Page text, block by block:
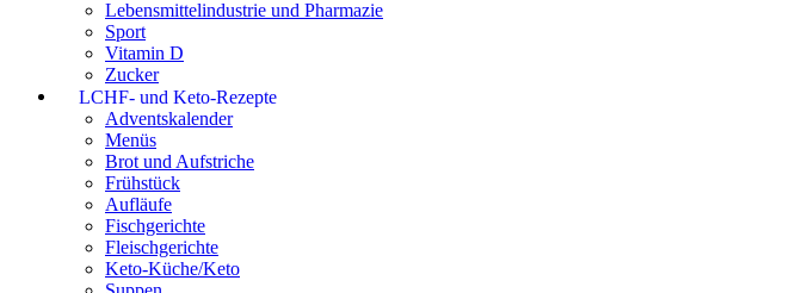
Lebensmittelindustrie und Pharmazie
Sport
Vitamin D
Zucker
LCHF- und Keto-Rezepte
Adventskalender
Menüs
Brot und Aufstriche
Frühstück
Aufläufe
Fischgerichte
Fleischgerichte
Keto-Küche/Keto